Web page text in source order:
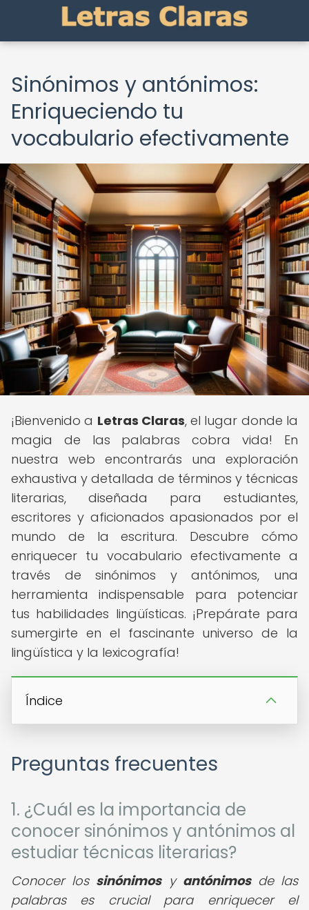
Sinónimos y antónimos:
Enriqueciendo tu
vocabulario efectivamente
¡Bienvenido a Letras Claras, el lugar donde la
magia de las palabras cobra vida! En
nuestra web encontrarás una exploración
exhaustiva y detallada de términos y técnicas
literarias, diseñada para estudiantes,
escritores y aficionados apasionados por el
mundo de la escritura. Descubre cómo
enriquecer tu vocabulario efectivamente a
través de sinónimos y antónimos, una
herramienta indispensable para potenciar
tus habilidades lingüísticas. ¡Prepárate para
sumergirte en el fascinante universo de la
lingüística y la lexicografía!
Índice
Preguntas frecuentes
1. ¿Cuál es la importancia de
conocer sinónimos y antónimos al
estudiar técnicas literarias?
Conocer los sinónimosy antónimosde las
palabras es crucial para enriquecer el